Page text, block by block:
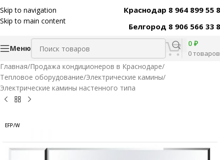
Skip to navigation
Skip to main content
Краснодар 8 964 899 55
Белгород 8 906 566 33
Меню
0товаров
0 ₽
Главная/Продажа кондиционеров в Краснодаре/
Тепловое оборудование/Электрические камины/
Электрические камины настенного типа
Код товара:30657
EFP/W